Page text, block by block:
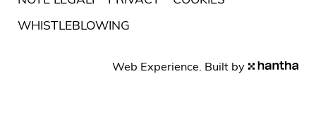
WHISTLEBLOWING
Web Experience. Built by